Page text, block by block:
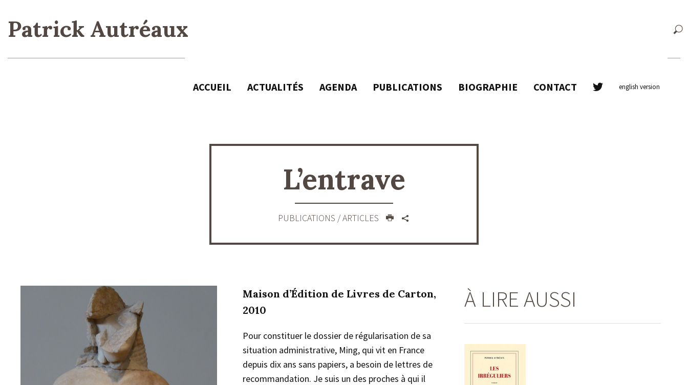
Patrick Autréaux
ACCUEIL ACTUALITÉS AGENDA PUBLICATIONS BIOGRAPHIE CONTACT english version
L’entrave
PUBLICATIONS / ARTICLES
Maison d’Édition de Livres de Carton,
2010
Pour constituer le dossier de régularisation de sa
situation administrative, Ming, qui vit en France
depuis dix ans sans papiers, a besoin de lettres de
recommandation. Je suis un des proches à qui il
À LIRE AUSSI